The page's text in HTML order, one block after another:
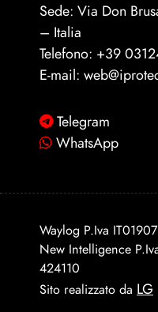
Sede: Via Don
– Italia
Telefono: +39
E-mail:
Telegram
WhatsApp
Waylog P.Iva
New Intelligence
424110
Sito realizzato da LG